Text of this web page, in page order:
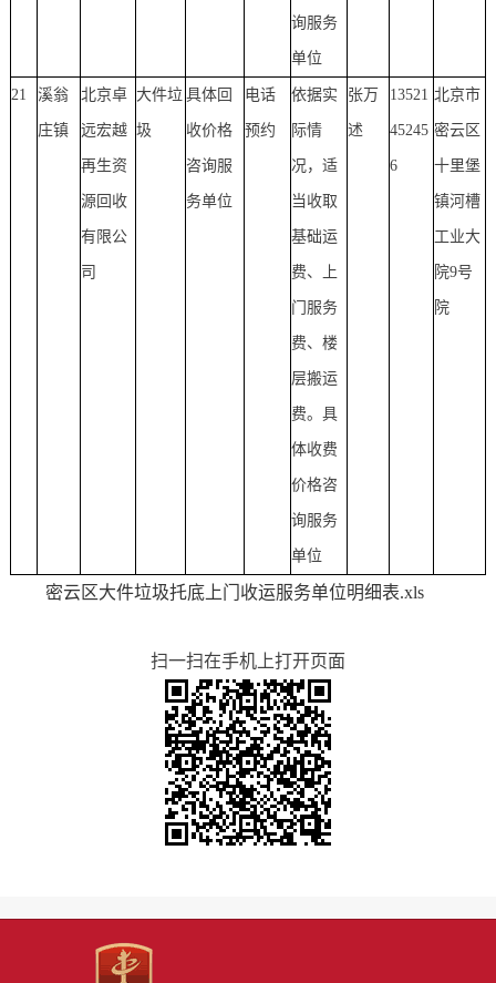
询服务
单位
21 溪翁
庄镇
北京卓
远宏越
再生资
源回收
有限公
司
大件垃
圾
具体回
收价格
咨询服
务单位
电话
预约
依据实
际情
况，适
当收取
基础运
费、上
门服务
费、楼
层搬运
费。具
体收费
价格咨
询服务
单位
张万
述
13521
45245
6
北京市
密云区
十里堡
镇河槽
工业大
院9号
院
密云区大件垃圾托底上门收运服务单位明细表.xls
扫一扫在手机上打开页面